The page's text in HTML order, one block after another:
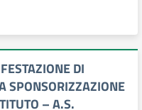
DI
SPONSORIZZAZIONE
– A.S.